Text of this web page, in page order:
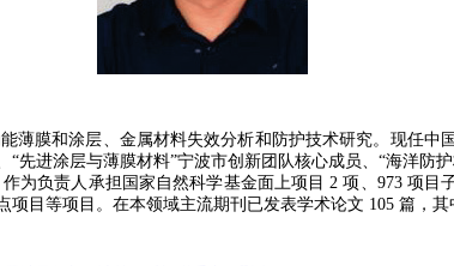
膜和涂层、金属材料失效分析和防护技术研究。现任中
先进涂层与薄膜材料”宁波市创新团队核心成员、“海洋防
作为负责人承担国家自然科学基金面上项目 2 项、973 项
目等项目。在本领域主流期刊已发表学术论文 105 篇，